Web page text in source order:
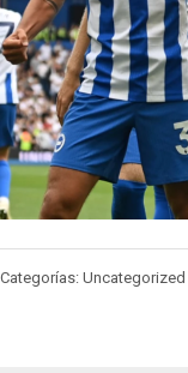
Categorías: Uncategorized